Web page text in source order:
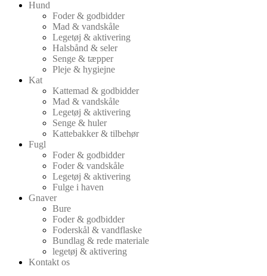
Hund
Foder & godbidder
Mad & vandskåle
Legetøj & aktivering
Halsbånd & seler
Senge & tæpper
Pleje & hygiejne
Kat
Kattemad & godbidder
Mad & vandskåle
Legetøj & aktivering
Senge & huler
Kattebakker & tilbehør
Fugl
Foder & godbidder
Foder & vandskåle
Legetøj & aktivering
Fulge i haven
Gnaver
Bure
Foder & godbidder
Foderskål & vandflaske
Bundlag & rede materiale
legetøj & aktivering
Kontakt os